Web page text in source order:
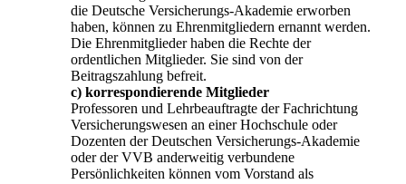
die Deutsche Versicherungs-Akademie erworben
haben, können zu Ehrenmitgliedern ernannt werden.
Die Ehrenmitglieder haben die Rechte der
ordentlichen Mitglieder. Sie sind von der
Beitragszahlung befreit.
c) korrespondierende Mitglieder
Professoren und Lehrbeauftragte der Fachrichtung
Versicherungswesen an einer Hochschule oder
Dozenten der Deutschen Versicherungs-Akademie
oder der VVB anderweitig verbundene
Persönlichkeiten können vom Vorstand als